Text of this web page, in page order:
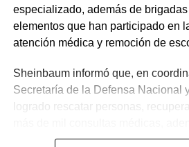
especializado, además de
elementos que han participado en
atención médica y remoción de
Sheinbaum informó que, en
Secretaría de la Defensa Nacional
logrado rescatar personas,
plantas de energía y materiales de